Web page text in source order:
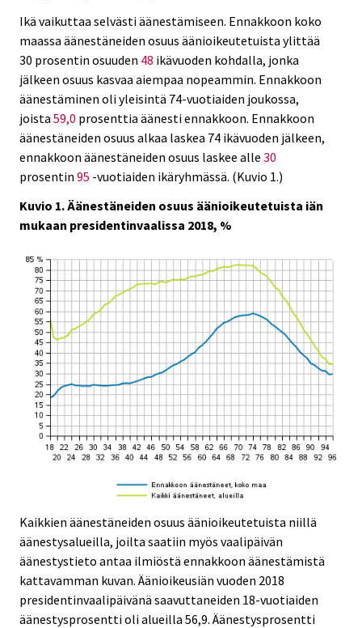
Ikä vaikuttaa selvästi äänestämiseen. Ennakkoon koko
maassa äänestäneiden osuus äänioikeutetuista ylittää
30 prosentin osuuden 48 ikävuoden kohdalla, jonka
jälkeen osuus kasvaa aiempaa nopeammin. Ennakkoon
äänestäminen oli yleisintä 74-vuotiaiden joukossa,
joista 59,0 prosenttia äänesti ennakkoon. Ennakkoon
äänestäneiden osuus alkaa laskea 74 ikävuoden jälkeen,
ennakkoon äänestäneiden osuus laskee alle 30
prosentin 95 -vuotiaiden ikäryhmässä. (Kuvio 1.)
Kuvio 1. Äänestäneiden osuus äänioikeutetuista iän
mukaan presidentinvaalissa 2018, %
Kaikkien äänestäneiden osuus äänioikeutetuista niillä
äänestysalueilla, joilta saatiin myös vaalipäivän
äänestystieto antaa ilmiöstä ennakkoon äänestämistä
kattavamman kuvan. Äänioikeusiän vuoden 2018
presidentinvaalipäivänä saavuttaneiden 18-vuotiaiden
äänestysprosentti oli alueilla 56,9. Äänestysprosentti